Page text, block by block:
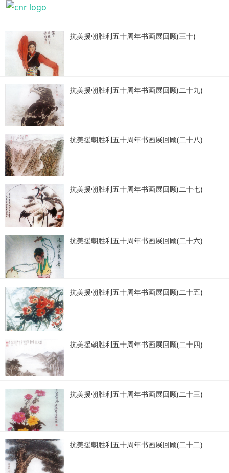
抗美援朝胜利五十周年书画展回顾(三十)
抗美援朝胜利五十周年书画展回顾(二十九)
抗美援朝胜利五十周年书画展回顾(二十八)
抗美援朝胜利五十周年书画展回顾(二十七)
抗美援朝胜利五十周年书画展回顾(二十六)
抗美援朝胜利五十周年书画展回顾(二十五)
抗美援朝胜利五十周年书画展回顾(二十四)
抗美援朝胜利五十周年书画展回顾(二十三)
抗美援朝胜利五十周年书画展回顾(二十二)